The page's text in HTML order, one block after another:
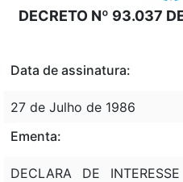
DECRETO Nº 93.037
Data de assinatura:
27 de Julho de 1986
Ementa:
DECLARA DE